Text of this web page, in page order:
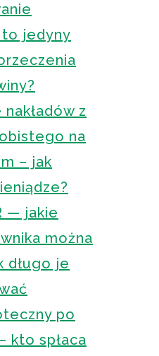
to jedyny
z
na
– jak
— jakie
można
długo je
po
kto spłaca